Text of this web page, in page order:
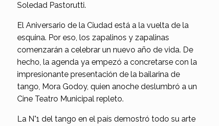
Soledad Pastorutti.
El Aniversario de la Ciudad está a la vuelta de la
esquina. Por eso, los zapalinos y zapalinas
comenzarán a celebrar un nuevo año de vida. De
hecho, la agenda ya empezó a concretarse con la
impresionante presentación de la bailarina de
tango, Mora Godoy, quien anoche deslumbró a un
Cine Teatro Municipal repleto.
La N°1 del tango en el país demostró todo su arte